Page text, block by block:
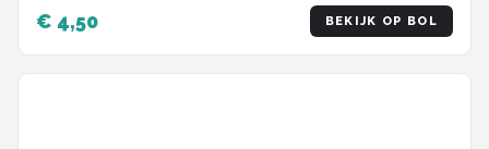
€ 4,50 BEKIJK OP BOL